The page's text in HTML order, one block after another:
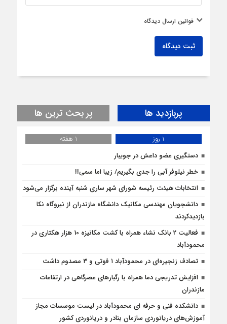
قوانین ارسال دیدگاه
ثبت دیدگاه
پربازدید ها پر بحث ترین ها
1 روز
1 هفته
دستگیری عضو داعش در جویبار
خطر نیلوفر آبی را جدی بگیریم/ زیبا اما سمی!!
انتخابات هیئت رئیسه شورای شهر ساری شنبه آینده برگزار می‌شود
دانشجویان مهندسی مکانیک دانشگاه مازندران از نيروگاه نکا
بازديدكردند
فعالیت 2 بانک نشاء همراه با کشت مکانیزه 10 هزار هکتاری در
محمودآباد
تصادف زنجیره‌ای در محمودآباد ۱ فوتی و ۳ مصدوم داشت
افزایش تدریجی دما همراه با رگبارهای عصرگاهی در ارتفاعات
مازندران
دانشکده فنی و حرفه ای محمودآباد در لیست موسسات مجاز
آموزش‌های دریانوردی سازمان بنادر و دریانوردی کشور